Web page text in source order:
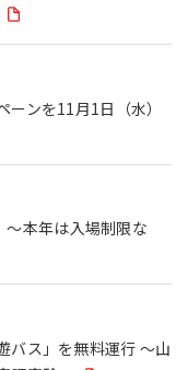
ーンを11月1日（水）
～本年は入場制限な
バス」を無料運行 ～山